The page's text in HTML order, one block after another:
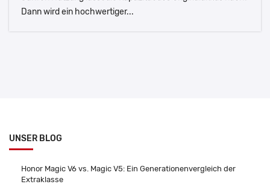
Dann wird ein hochwertiger...
UNSER BLOG
Honor Magic V6 vs. Magic V5: Ein Generationenvergleich der
Extraklasse